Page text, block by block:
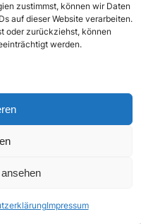
zustimmst, können wir Daten
auf dieser Website verarbeiten.
oder zurückziehst, können
werden.
Impressum